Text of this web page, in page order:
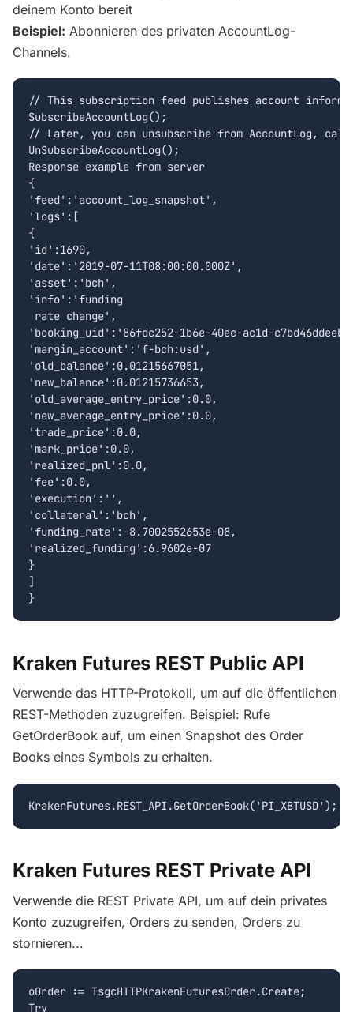
deinem Konto bereit
Beispiel: Abonnieren des privaten AccountLog-
Channels.
// This subscription feed publishes account
SubscribeAccountLog();
// Later, you can unsubscribe from AccountLog,
UnSubscribeAccountLog();
Response example from server
{
'feed':'account_log_snapshot',
'logs':[
{
'id':1690,
'date':'2019-07-11T08:00:00.000Z',
'asset':'bch',
'info':'funding
rate change',
'booking_uid':'86fdc252-1b6e-40ec-ac1d-
'margin_account':'f-bch:usd',
'old_balance':0.01215667051,
'new_balance':0.01215736653,
'old_average_entry_price':0.0,
'new_average_entry_price':0.0,
'trade_price':0.0,
'mark_price':0.0,
'realized_pnl':0.0,
'fee':0.0,
'execution':'',
'collateral':'bch',
'funding_rate':-8.7002552653e-08,
'realized_funding':6.9602e-07
}
]
Kraken Futures REST Public API
Verwende das HTTP-Protokoll, um auf die öffentlichen
REST-Methoden zuzugreifen. Beispiel: Rufe
GetOrderBook auf, um einen Snapshot des Order
Books eines Symbols zu erhalten.
Kraken Futures REST Private API
Verwende die REST Private API, um auf dein privates
Konto zuzugreifen, Orders zu senden, Orders zu
stornieren...
oOrder := TsgcHTTPKrakenFuturesOrder.Create;
Try